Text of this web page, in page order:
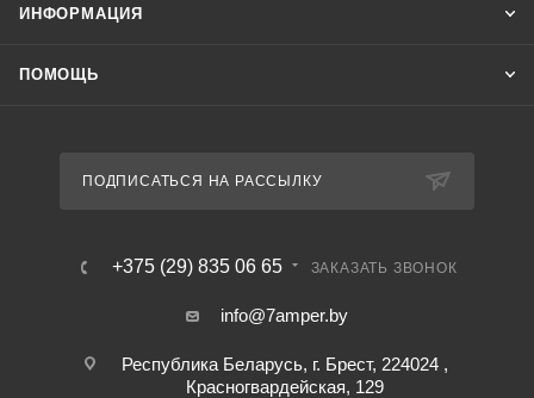
ИНФОРМАЦИЯ
ПОМОЩЬ
ПОДПИСАТЬСЯ НА РАССЫЛКУ
+375 (29) 835 06 65 ЗАКАЗАТЬ ЗВОНОК
info@7amper.by
Республика Беларусь, г. Брест, 224024 ,
Красногвардейская, 129